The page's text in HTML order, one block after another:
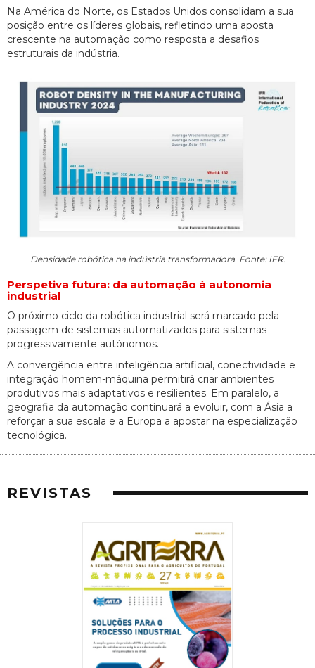
Na América do Norte, os Estados Unidos consolidam a sua
posição entre os líderes globais, refletindo uma aposta
crescente na automação como resposta a desafios
estruturais da indústria.
Densidade robótica na indústria transformadora. Fonte: IFR.
Perspetiva futura: da automação à autonomia
industrial
O próximo ciclo da robótica industrial será marcado pela
passagem de sistemas automatizados para sistemas
progressivamente autónomos.
A convergência entre inteligência artificial, conectividade e
integração homem-máquina permitirá criar ambientes
produtivos mais adaptativos e resilientes. Em paralelo, a
geografia da automação continuará a evoluir, com a Ásia a
reforçar a sua escala e a Europa a apostar na especialização
tecnológica.
REVISTAS